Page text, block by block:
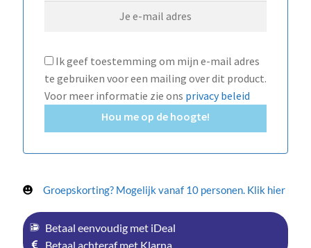
Ik geef toestemming om mijn e-mail adres
te gebruiken voor een mailing over dit product.
Voor meer informatie zie ons privacy beleid
Hou me op de hoogte!
Groepskorting? Mogelijk vanaf 10 personen. Klik hier
Betaal eenvoudig met iDeal
Betaal achteraf met Klarna